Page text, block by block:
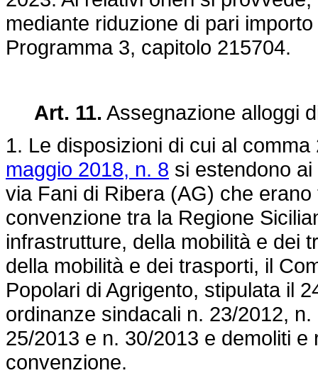
mediante riduzione di pari
Programma 3, capitolo 215704.
Art. 11. Assegnazione alloggi
1. Le disposizioni di cui al
maggio 2018, n. 8 si estendono
via Fani di Ribera (AG) che
convenzione tra la Regione
infrastrutture, della mobilità e dei
della mobilità e dei trasporti, il
Popolari di Agrigento, stipulata il
ordinanze sindacali n. 23/2012,
25/2013 e n. 30/2013 e demoliti
convenzione.